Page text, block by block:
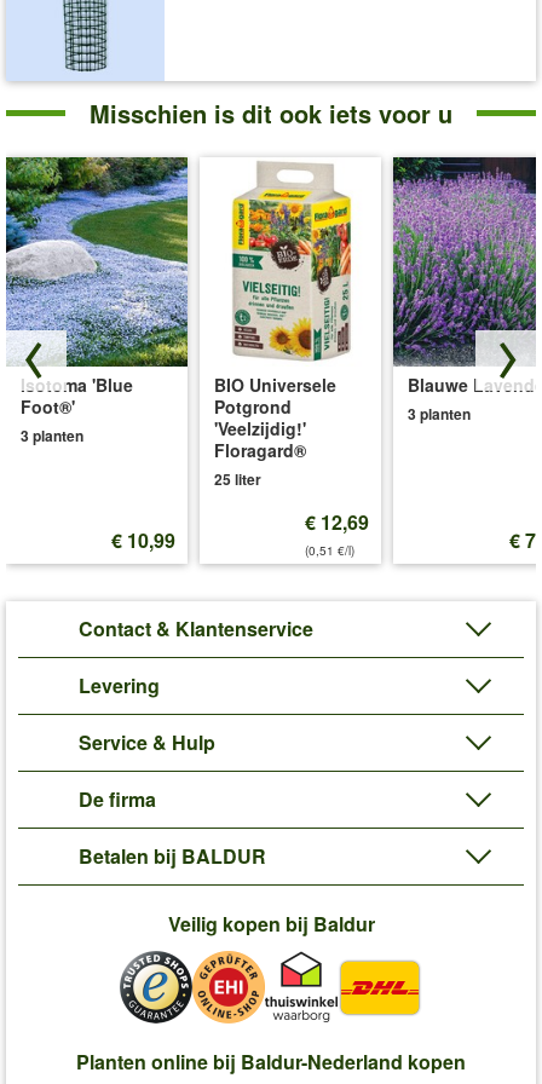
Misschien is dit ook iets voor u
Isotoma 'Blue
Foot®'
3 planten
€ 10,99
BIO Universele
Potgrond
'Veelzijdig!'
Floragard®
25 liter
€ 12,69
(0,51 €/l)
Blauwe
3 planten
€
Contact & Klantenservice
Levering
Service & Hulp
De firma
Betalen bij BALDUR
Veilig kopen bij Baldur
Planten online bij Baldur-Nederland kopen